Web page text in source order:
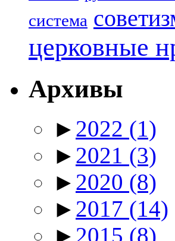
система
церковные
Архивы
► 2022 (1)
► 2021 (3)
► 2020 (8)
► 2017 (14)
► 2015 (8)